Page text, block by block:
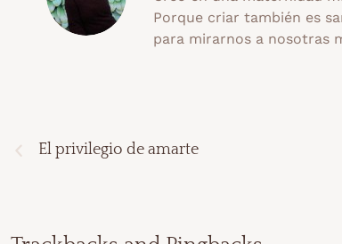
Porque criar también es
para mirarnos a nosotras
El privilegio de amarte